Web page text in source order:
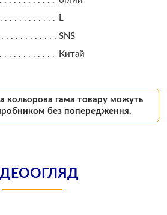
L
SNS
Китай
кольорова гама товару можуть
без попередження.